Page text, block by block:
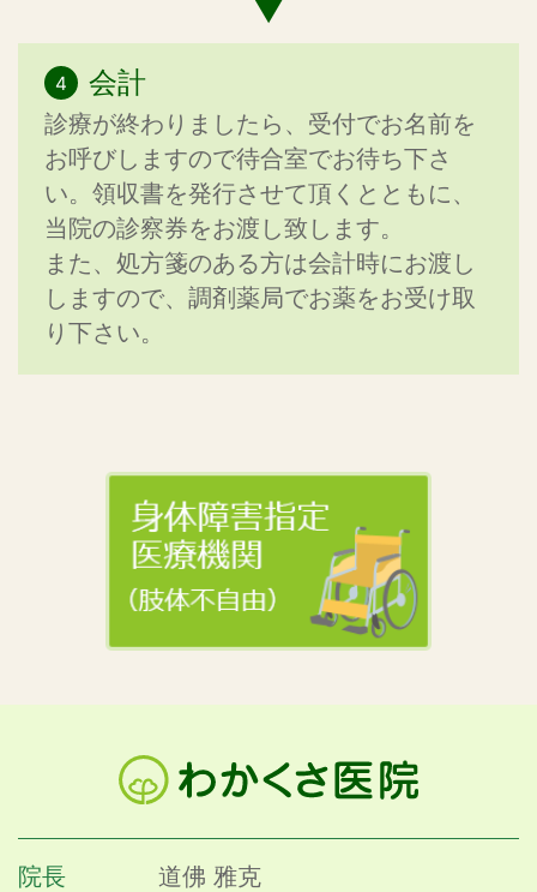
会計
診療が終わりましたら、受付でお名前を
お呼びしますので待合室でお待ち下さ
い。領収書を発行させて頂くとともに、
当院の診察券をお渡し致します。
また、処方箋のある方は会計時にお渡し
しますので、調剤薬局でお薬をお受け取
り下さい。
院長 道佛 雅克